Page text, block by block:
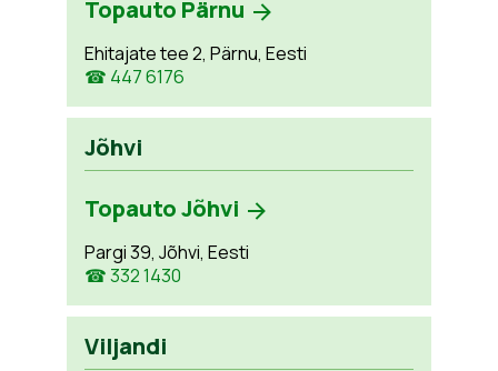
Topauto Pärnu
Ehitajate tee 2, Pärnu, Eesti
☎ 447 6176
Jõhvi
Topauto Jõhvi
Pargi 39, Jõhvi, Eesti
☎ 332 1430
Viljandi